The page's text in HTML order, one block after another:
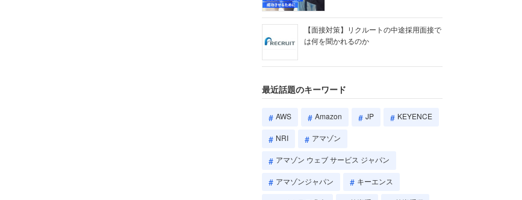
【面接対策】リクルートの中途採用面接で
は何を聞かれるのか
最近話題のキーワード
AWS Amazon JP KEYENCE
NRI アマゾン
アマゾン ウェブ サービス ジャパン
アマゾンジャパン キーエンス